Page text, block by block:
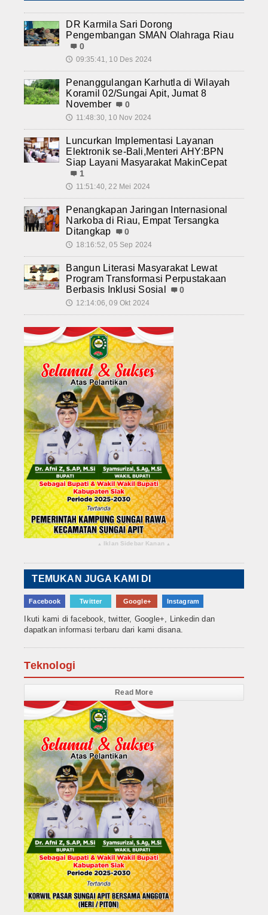
DR Karmila Sari Dorong
Pengembangan SMAN Olahraga Riau
0
🕔 09:35:41, 10 Des 2024
Penanggulangan Karhutla di Wilayah
Koramil 02/Sungai Apit, Jumat 8
November
0
🕔 11:48:30, 10 Nov 2024
Luncurkan Implementasi Layanan
Elektronik se-Bali,Menteri AHY:BPN
Siap Layani Masyarakat MakinCepat
1
🕔 11:51:40, 22 Mei 2024
Penangkapan Jaringan Internasional
Narkoba di Riau, Empat Tersangka
Ditangkap
0
🕔 18:16:52, 05 Sep 2024
Bangun Literasi Masyarakat Lewat
Program Transformasi Perpustakaan
Berbasis Inklusi Sosial
0
🕔 12:14:06, 09 Okt 2024
▴ Iklan Sidebar Kanan ▴
TEMUKAN JUGA KAMI DI
Facebook Twitter Google+ Instagram
Ikuti kami di facebook, twitter, Google+, Linkedin dan
dapatkan informasi terbaru dari kami disana.
Teknologi
Read More